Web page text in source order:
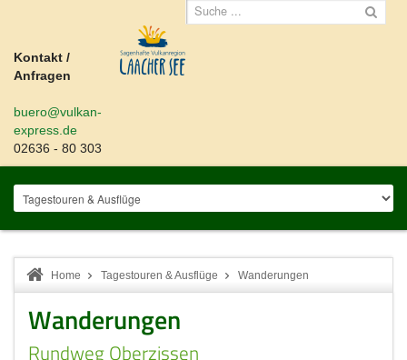
Kontakt /
Anfragen
buero@vulkan-
express.de
02636 - 80 303
Home Tagestouren & Ausflüge Wanderungen
Wanderungen
Rundweg Oberzissen